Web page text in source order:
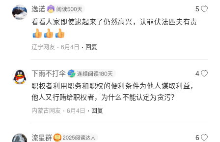
逸诺
5
看看人家即使逮起来了仍然高兴，认罪伏法匹夫有责
辽宁网友 6月4日 回复
下雨不打伞
4
职权者利用职务和职权的便利条件为他人谋取利益，
他人又行贿给职权者，为什么不能认定为贪污？
内蒙古网友 6月4日 回复
流星群
6